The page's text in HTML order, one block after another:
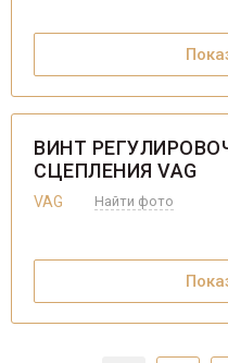
ВИНТ
СЦЕПЛЕНИЯ VAG
VAG Найти фото